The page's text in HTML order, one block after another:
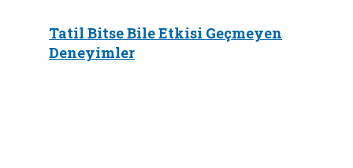
Tatil Bitse Bile Etkisi Geçmeyen
Deneyimler